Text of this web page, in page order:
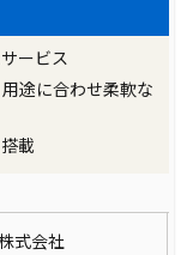
ービス
途に合わせ柔軟な
載
式会社